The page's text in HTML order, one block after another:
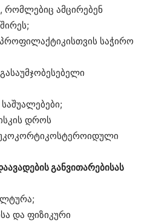
ამცირებენ
საჭირო
დროს
განვითარებისას
და ფიზიკური